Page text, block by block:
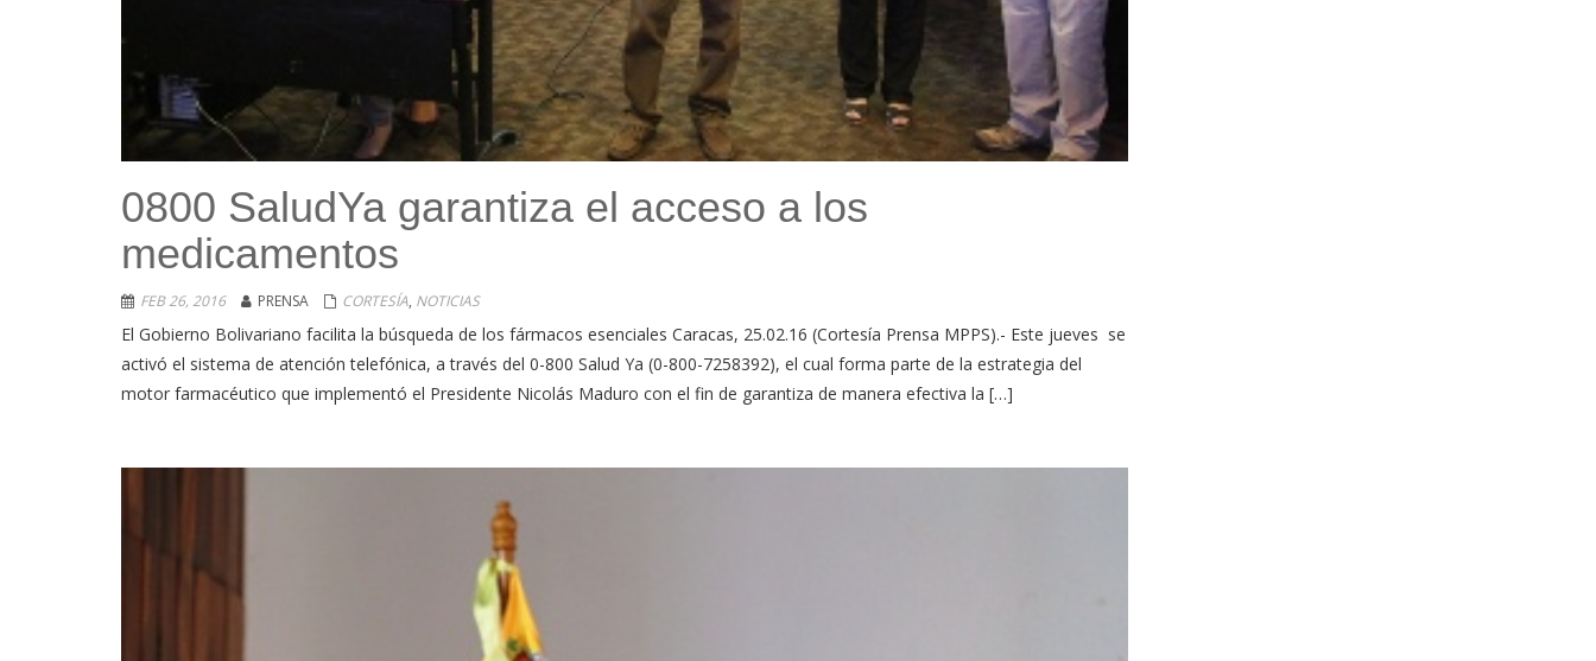
0800 SaludYa garantiza el acceso a los
medicamentos
FEB 26, 2016 PRENSA CORTESÍA, NOTICIAS
El Gobierno Bolivariano facilita la búsqueda de los fármacos esenciales Caracas, 25.02.16 (Cortesía Prensa MPPS).- Este jueves se
activó el sistema de atención telefónica, a través del 0-800 Salud Ya (0-800-7258392), el cual forma parte de la estrategia del
motor farmacéutico que implementó el Presidente Nicolás Maduro con el fin de garantiza de manera efectiva la […]